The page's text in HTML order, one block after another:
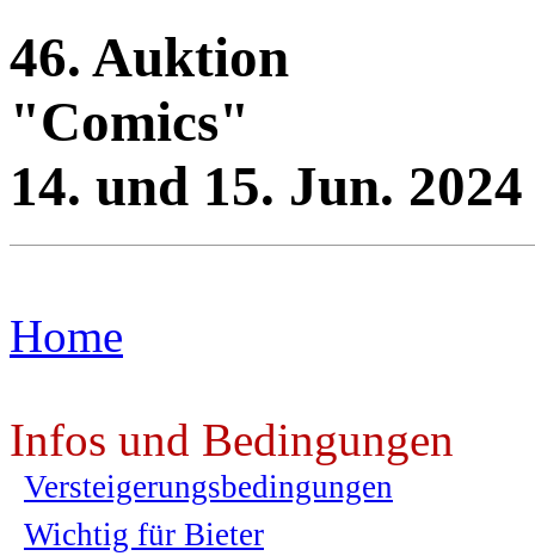
46. Auktion
"Comics"
14. und 15. Jun. 2024
Home
Infos und Bedingungen
Versteigerungsbedingungen
Wichtig für Bieter